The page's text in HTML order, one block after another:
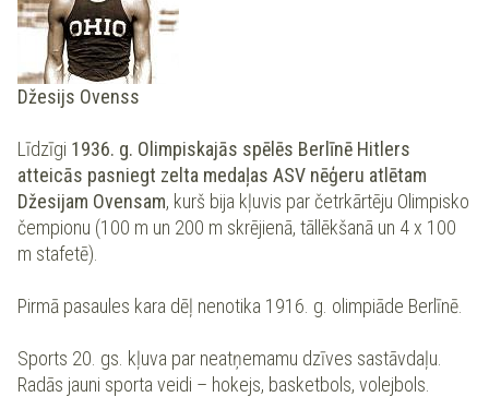
Džesijs Ovenss
Līdzīgi 1936. g. Olimpiskajās spēlēs Berlīnē Hitlers
atteicās pasniegt zelta medaļas ASV nēģeru atlētam
Džesijam Ovensam, kurš bija kļuvis par četrkārtēju Olimpisko
čempionu (100 m un 200 m skrējienā, tāllēkšanā un 4 x 100
m stafetē).
Pirmā pasaules kara dēļ nenotika 1916. g. olimpiāde Berlīnē.
Sports 20. gs. kļuva par neatņemamu dzīves sastāvdaļu.
Radās jauni sporta veidi – hokejs, basketbols, volejbols.